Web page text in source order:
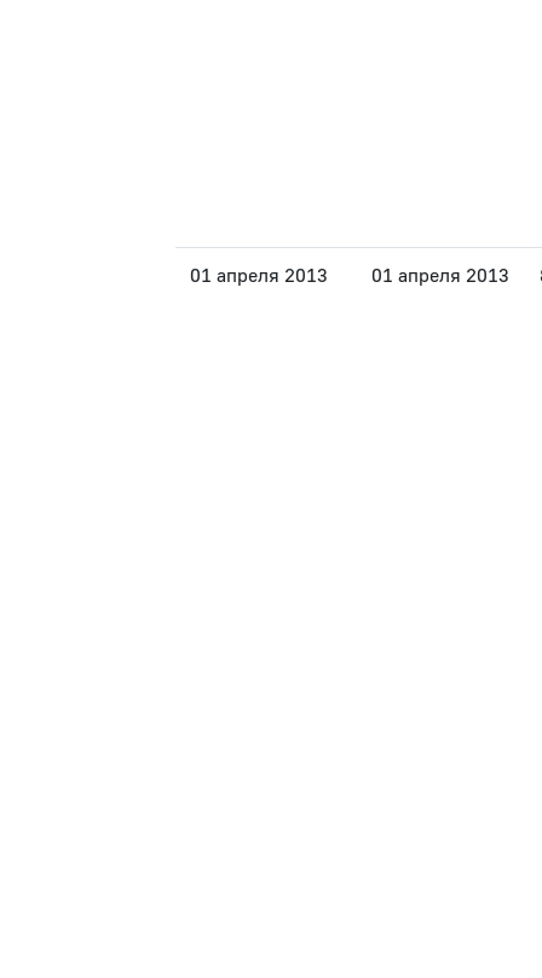
01 апреля 2013 01 апреля 2013